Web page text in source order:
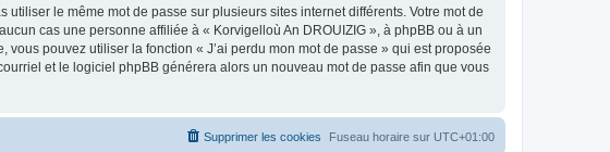
le même mot de passe sur plusieurs sites internet différents. Votre mot de
cas une personne affiliée à « Korvigelloù An DROUIZIG », à phpBB ou à un
pouvez utiliser la fonction « J’ai perdu mon mot de passe » qui est proposée
et le logiciel phpBB générera alors un nouveau mot de passe afin que vous
Fuseau horaire sur UTC+01:00
Supprimer les cookies